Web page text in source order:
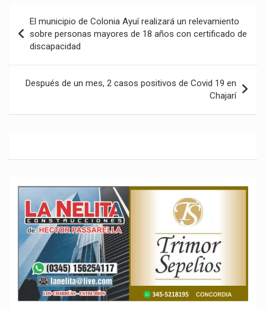
de
entradas
El municipio de Colonia Ayuí realizará un relevamiento
sobre personas mayores de 18 años con certificado de
discapacidad
Después de un mes, 2 casos positivos de Covid 19 en
Chajarí